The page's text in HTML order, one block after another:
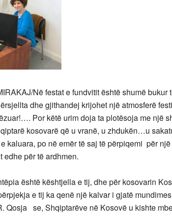
Në festat e fundvitit është shumë
dhe gjithandej krijohet një atmosferë
Por këtë urim doja ta plotësoja me një
kosovarë që u vranë, u zhdukën…u
kaluara, po në emër të saj të përpiqemi për
edhe për të ardhmen.
është kështjella e tij, dhe për kosovarin
e tij ka qenë një kalvar i gjatë
Qosja se, Shqiptarëve në Kosovë u kishte